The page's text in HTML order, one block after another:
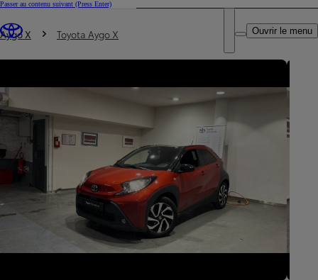
Passer au contenu suivant (Press Enter)
Trouvez un partenaire Toyota
DEALER NAME
Ouvrir le menu
Vous êtes ici
Aygo X Toyota Aygo X